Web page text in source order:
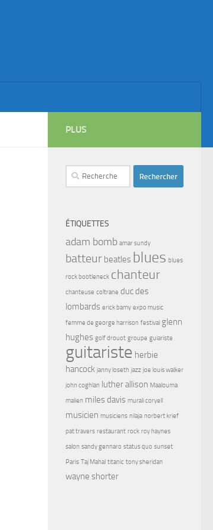
PLUS
Rechercher :
ÉTIQUETTES
adam bomb amar sundy
batteur beatles blues blues
rock bootleneck chanteur
chanteuse coltrane duc des
lombards erick bamy expo music
femme de george harrison festival glenn
hughes golf drouot groupe guiariste
guitariste herbie
hancock janny loseth jazz joe louis walker
john coghlan luther allison Maalouma
malien miles davis murali coryell
musicien musiciens nilaja norbert krief
pat travers restaurant rock roy haynes
salon sandy gennaro status quo sunset
Paris Taj Mahal titanic tony sheridan
wayne shorter